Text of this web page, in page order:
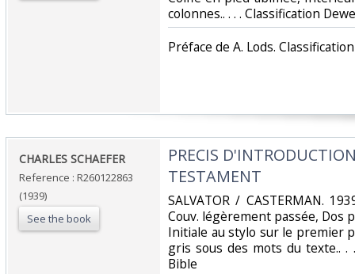
colonnes.. . . . Classification
‎Préface de A. Lods.
‎CHARLES SCHAEFER‎
Reference : R260122863
(1939)
See the book
‎PRECIS
TESTAMENT‎
‎SALVATOR / CASTERMAN.
Couv. légèrement passée, Dos
Initiale au stylo sur le premier
gris sous des mots du texte.. .
Bible‎